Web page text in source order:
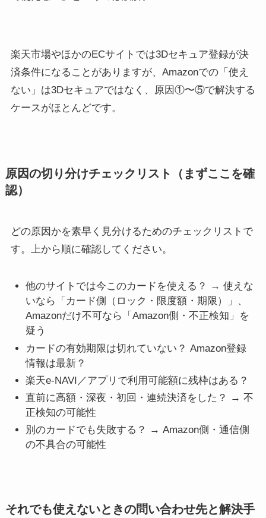
楽天市場やほかのECサイトでは3Dセキュア登録が決
済条件になることがありますが、Amazonでの「使え
ない」は3Dセキュアではなく、原因①〜⑤で解決する
ケースがほとんどです。
原因の切り分けチェックリスト（まずここを確
認）
どの原因かを素早く見分けるためのチェックリストで
す。上から順に確認してください。
他のサイトでは今このカードを使える？ → 使えな
いなら「カード側（ロック・限度額・期限）」、
Amazonだけ不可なら「Amazon側・不正検知」を
疑う
カードの有効期限は切れていない？ Amazon登録
情報は最新？
楽天e-NAVI／アプリで利用可能額に残枠はある？
直前に高額・深夜・初回・連続決済をした？ → 不
正検知の可能性
別のカードでも失敗する？ → Amazon側・通信側
の不具合の可能性
それでも使えないときの問い合わせ先と解決手